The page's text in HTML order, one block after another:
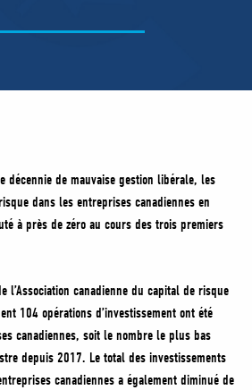
décennie de mauvaise gestion libérale, les
dans les entreprises canadiennes en
à près de zéro au cours des trois premiers
l’Association canadienne du capital de risque
104 opérations d’investissement ont été
canadiennes, soit le nombre le plus bas
depuis 2017. Le total des investissements
canadiennes a également diminué de